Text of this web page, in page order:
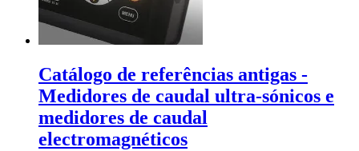
Catálogo de referências antigas -
Medidores de caudal ultra-sónicos e
medidores de caudal
electromagnéticos